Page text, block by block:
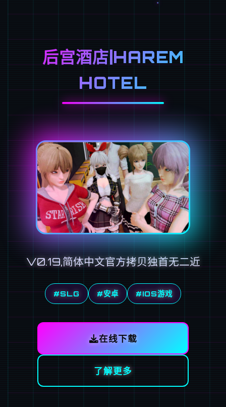
后宫酒店|HAREM
HOTEL
V0.19,简体中文官方拷贝独首无二近
#SLG #安卓 #IOS游戏
在线下载
了解更多